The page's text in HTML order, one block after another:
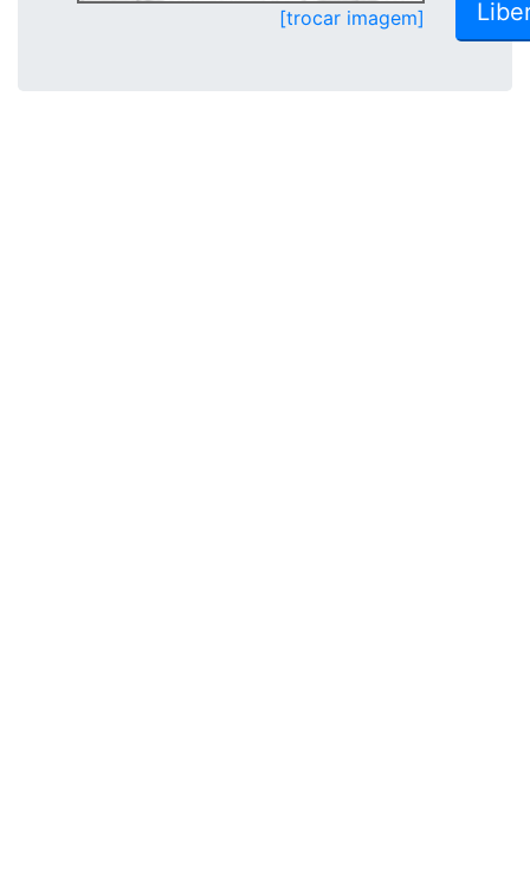
[trocar imagem]